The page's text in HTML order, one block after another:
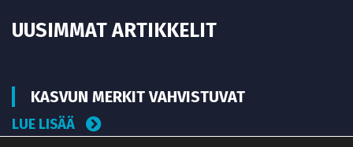
UUSIMMAT ARTIKKELIT
KASVUN MERKIT VAHVISTUVAT
LUE LISÄÄ